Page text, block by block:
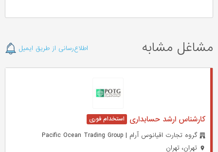
مشاغل مشابه اطلاع‌رسانی از طریق ایمیل
کارشناس ارشد حسابداری
گروه تجارت اقیانوس آرام | Pacific Ocean Trading Group
تهران، تهران